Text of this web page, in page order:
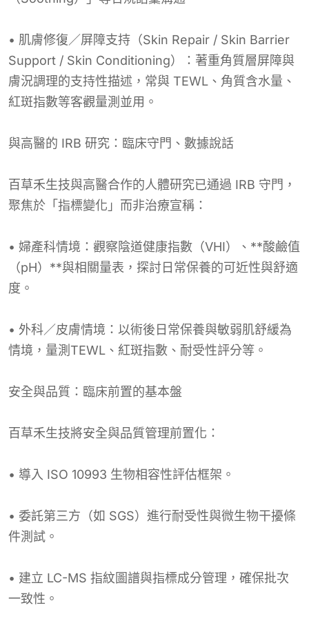
• 肌膚修復／屏障支持（Skin Repair / Skin Barrier
Support / Skin Conditioning）：著重角質層屏障與
膚況調理的支持性描述，常與 TEWL、角質含水量、
紅斑指數等客觀量測並用。
與高醫的 IRB 研究：臨床守門、數據說話
百草禾生技與高醫合作的人體研究已通過 IRB 守門，
聚焦於「指標變化」而非治療宣稱：
• 婦產科情境：觀察陰道健康指數（VHI）、**酸鹼值
（pH）**與相關量表，探討日常保養的可近性與舒適
度。
• 外科／皮膚情境：以術後日常保養與敏弱肌舒緩為
情境，量測TEWL、紅斑指數、耐受性評分等。
安全與品質：臨床前置的基本盤
百草禾生技將安全與品質管理前置化：
• 導入 ISO 10993 生物相容性評估框架。
• 委託第三方（如 SGS）進行耐受性與微生物干擾條
件測試。
• 建立 LC-MS 指紋圖譜與指標成分管理，確保批次
一致性。